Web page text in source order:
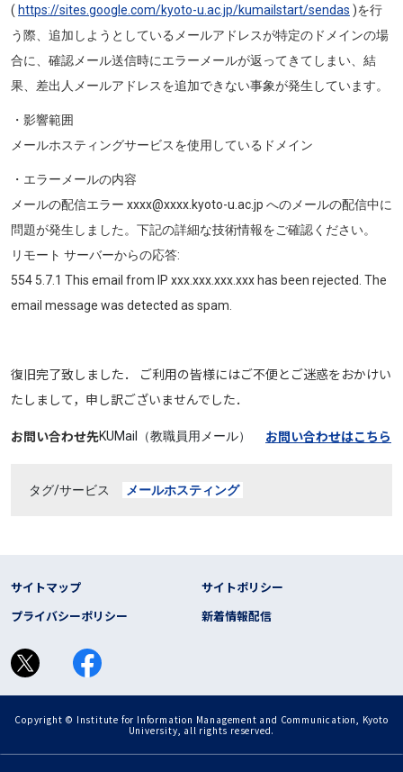
( https://sites.google.com/kyoto-u.ac.jp/kumailstart/sendas )を行
う際、追加しようとしているメールアドレスが特定のドメインの場
合に、確認メール送信時にエラーメールが返ってきてしまい、結
果、差出人メールアドレスを追加できない事象が発生しています。
・影響範囲
メールホスティングサービスを使用しているドメイン
・エラーメールの内容
メールの配信エラー xxxx@xxxx.kyoto-u.ac.jp へのメールの配信中に
問題が発生しました。下記の詳細な技術情報をご確認ください。
リモート サーバーからの応答:
554 5.7.1 This email from IP xxx.xxx.xxx.xxx has been rejected. The
email message was detected as spam.
復旧完了致しました． ご利用の皆様にはご不便とご迷惑をおかけい
たしまして，申し訳ございませんでした．
お問い合わせ先KUMail（教職員用メール） お問い合わせはこちら
タグ/サービス メールホスティング
フッター リンク
サイトマップ
サイトポリシー
プライバシーポリシー
新着情報配信
Copyright © Institute for Information Management and Communication, Kyoto
University, all rights reserved.